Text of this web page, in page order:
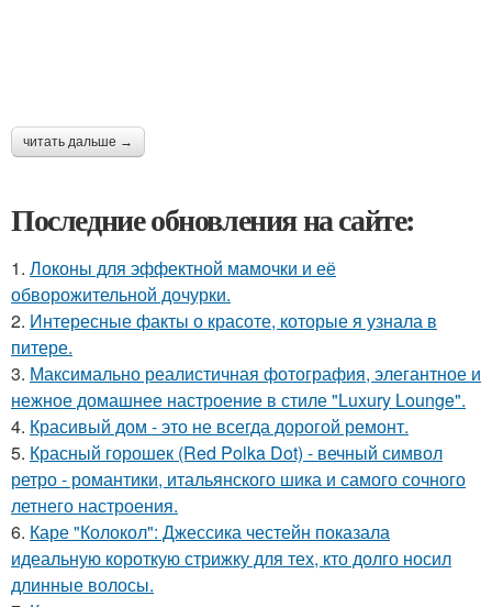
читать дальше →
Последние обновления на сайте:
1. Локоны для эффектной мамочки и её
обворожительной дочурки.
2. Интересные факты о красоте, которые я узнала в
питере.
3. Максимально реалистичная фотография, элегантное и
нежное домашнее настроение в стиле "Luxury Lounge".
4. Красивый дом - это не всегда дорогой ремонт.
5. Красный горошек (Red Polka Dot) - вечный символ
ретро - романтики, итальянского шика и самого сочного
летнего настроения.
6. Каре "Колокол": Джессика честейн показала
идеальную короткую стрижку для тех, кто долго носил
длинные волосы.